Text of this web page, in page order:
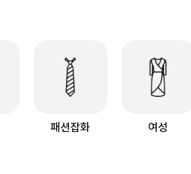
패션잡화 여성